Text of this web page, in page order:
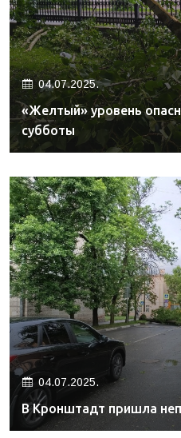
04.07.2025.
«Желтый» уровень
субботы
04.07.2025.
В Кронштадт пришла